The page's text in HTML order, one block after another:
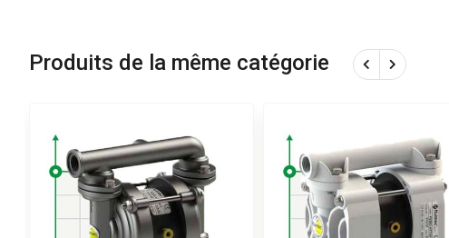
Produits de la même catégorie